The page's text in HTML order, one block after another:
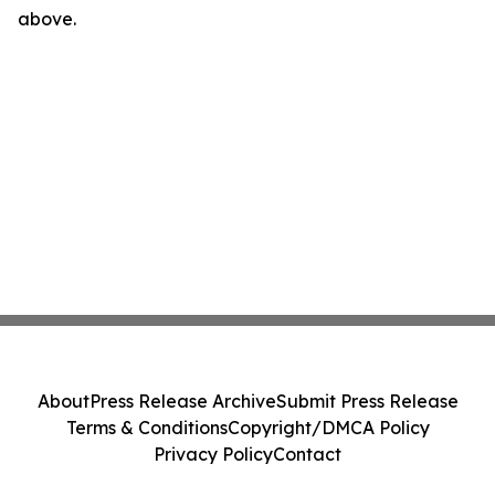
above.
AboutPress Release ArchiveSubmit Press Release
Terms & ConditionsCopyright/DMCA Policy
Privacy PolicyContact